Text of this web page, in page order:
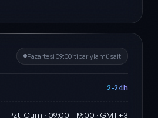
Pazartesi 09:00 itibarıyla müsait
2-24h
Pzt-Cum · 09:00 - 19:00 · GMT+3